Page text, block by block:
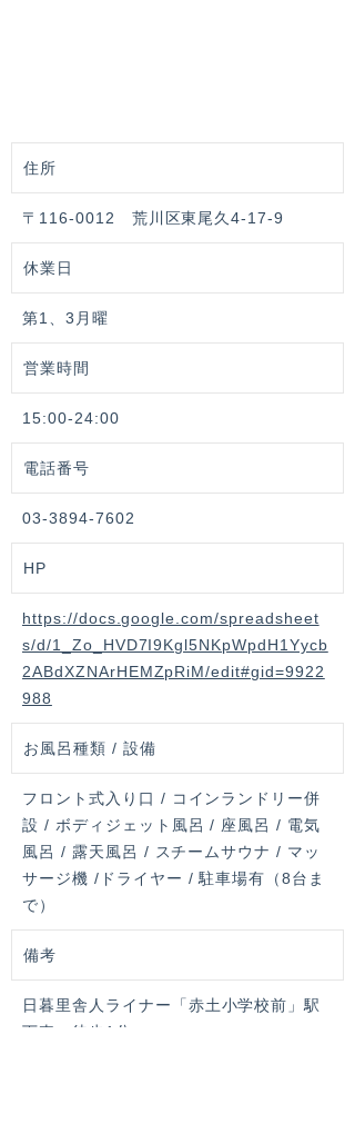
住所
〒116-0012 荒川区東尾久4-17-9
休業日
第1、3月曜
営業時間
15:00-24:00
電話番号
03-3894-7602
HP
https://docs.google.com/spreadsheet
s/d/1_Zo_HVD7I9Kgl5NKpWpdH1Yycb
2ABdXZNArHEMZpRiM/edit#gid=9922
988
お風呂種類 / 設備
フロント式入り口 / コインランドリー併
設 / ボディジェット風呂 / 座風呂 / 電気
風呂 / 露天風呂 / スチームサウナ / マッ
サージ機 /ドライヤー / 駐車場有（8台ま
で）
備考
日暮里舎人ライナー「赤土小学校前」駅
下車、徒歩1分